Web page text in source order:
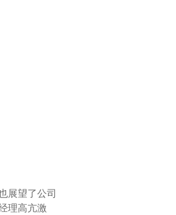
展望了公司
理高亢激